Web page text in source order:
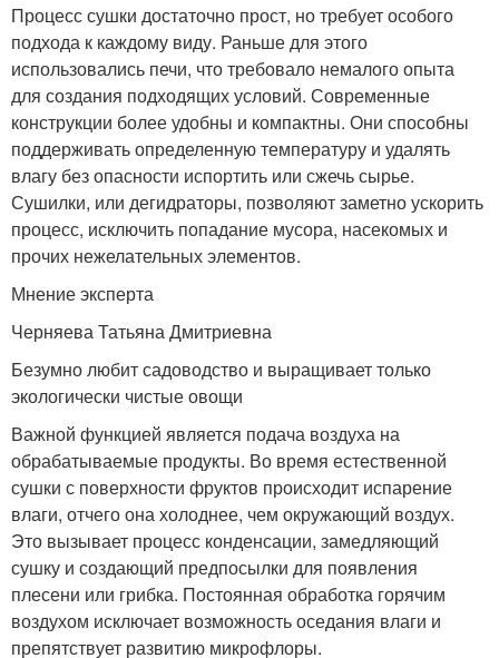
Процесс сушки достаточно прост, но требует особого
подхода к каждому виду. Раньше для этого
использовались печи, что требовало немалого опыта
для создания подходящих условий. Современные
конструкции более удобны и компактны. Они способны
поддерживать определенную температуру и удалять
влагу без опасности испортить или сжечь сырье.
Сушилки, или дегидраторы, позволяют заметно ускорить
процесс, исключить попадание мусора, насекомых и
прочих нежелательных элементов.
Мнение эксперта
Черняева Татьяна Дмитриевна
Безумно любит садоводство и выращивает только
экологически чистые овощи
Важной функцией является подача воздуха на
обрабатываемые продукты. Во время естественной
сушки с поверхности фруктов происходит испарение
влаги, отчего она холоднее, чем окружающий воздух.
Это вызывает процесс конденсации, замедляющий
сушку и создающий предпосылки для появления
плесени или грибка. Постоянная обработка горячим
воздухом исключает возможность оседания влаги и
препятствует развитию микрофлоры.